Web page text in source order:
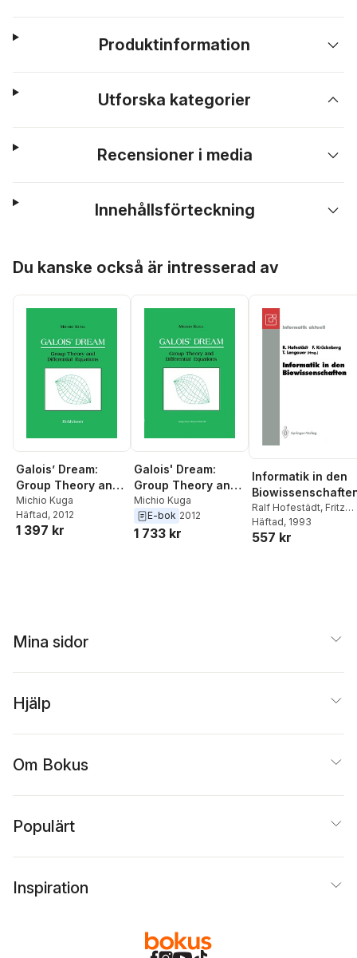
Produktinformation
Utforska kategorier
Recensioner i media
Innehållsförteckning
Du kanske också är intresserad av
Galois’ Dream:
Group Theory and
Differential
Equations
Michio Kuga
Häftad, 2012
1 397 kr
Galois' Dream:
Group Theory and
Differential
Equations
Michio Kuga
E-bok 2012
1 733 kr
Informatik in den
Ralf Hofestädt, Fritz
Krückeberg,
Lengauer
Häftad, 1993
557 kr
Mina sidor
Hjälp
Om Bokus
Populärt
Inspiration